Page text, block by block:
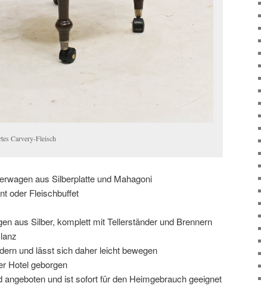
Carvery-Fleisch
aus Silberplatte und Mahagoni
oder Fleischbuffet
aus Silber, komplett mit Tellerständer und Brennern
und lässt sich daher leicht bewegen
Hotel geborgen
und ist sofort für den Heimgebrauch geeignet